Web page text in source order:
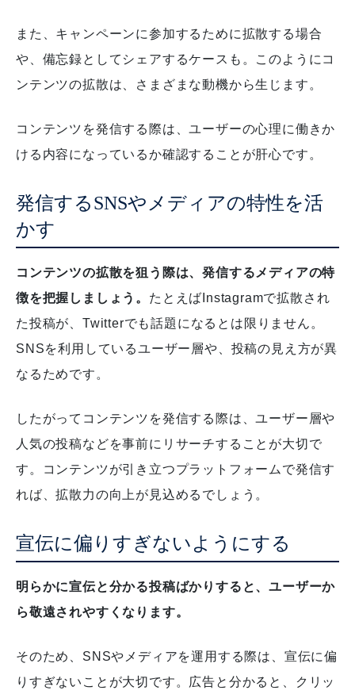
また、キャンペーンに参加するために拡散する場合
や、備忘録としてシェアするケースも。 このようにコ
ンテンツの拡散は、さまざまな動機から生じます。
コンテンツを発信する際は、ユーザーの心理に働きか
ける内容になっているか確認することが肝心です。
発信するSNSやメディアの特性を活
かす
コンテンツの拡散を狙う際は、発信するメディアの特
徴を把握しましょう。 たとえばInstagramで拡散され
た投稿が、Twitterでも話題になるとは限りません。
SNSを利用しているユーザー層や、投稿の見え方が異
なるためです。
したがってコンテンツを発信する際は、ユーザー層や
人気の投稿などを事前にリサーチすることが大切で
す。
コンテンツが引き立つプラットフォームで発信す
れば、拡散力の向上が見込めるでしょう。
宣伝に偏りすぎないようにする
明らかに宣伝と分かる投稿ばかりすると、ユーザーか
ら敬遠されやすくなります。
そのため、SNSやメディアを運用する際は、宣伝に偏
りすぎないことが大切です。 広告と分かると、クリッ